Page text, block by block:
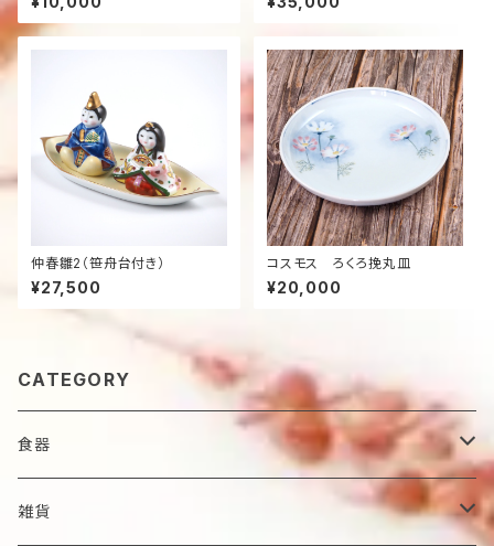
仲春雛2（笹舟台付き）
¥27,500
コスモス ろくろ挽丸皿
¥20,000
CATEGORY
食器
鉢
雑貨